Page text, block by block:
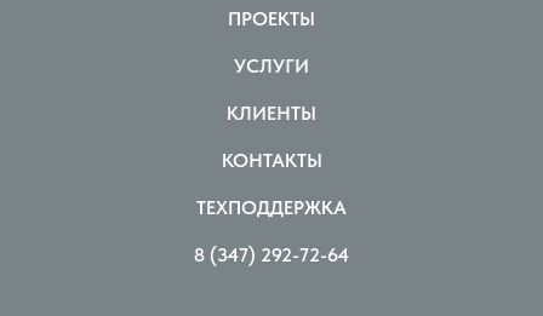
ПРОЕКТЫ
УСЛУГИ
КЛИЕНТЫ
КОНТАКТЫ
ТЕХПОДДЕРЖКА
8 (347) 292-72-64